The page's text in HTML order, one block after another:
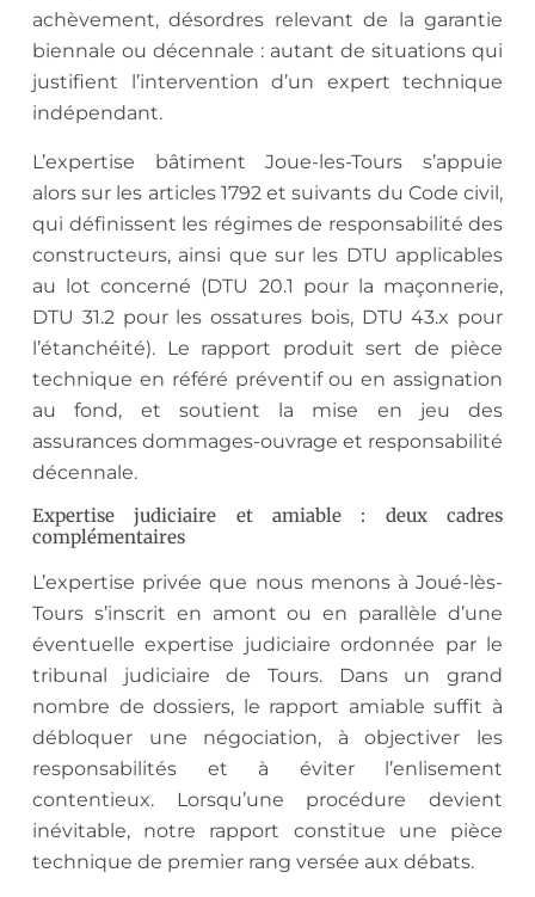
achèvement, désordres relevant de la garantie
biennale ou décennale : autant de situations qui
justifient l’intervention d’un expert technique
indépendant.
L’expertise bâtiment Joue-les-Tours s’appuie
alors sur les articles 1792 et suivants du Code civil,
qui définissent les régimes de responsabilité des
constructeurs, ainsi que sur les DTU applicables
au lot concerné (DTU 20.1 pour la maçonnerie,
DTU 31.2 pour les ossatures bois, DTU 43.x pour
l’étanchéité). Le rapport produit sert de pièce
technique en référé préventif ou en assignation
au fond, et soutient la mise en jeu des
assurances dommages-ouvrage et responsabilité
décennale.
Expertise judiciaire et amiable : deux cadres
complémentaires
L’expertise privée que nous menons à Joué-lès-
Tours s’inscrit en amont ou en parallèle d’une
éventuelle expertise judiciaire ordonnée par le
tribunal judiciaire de Tours. Dans un grand
nombre de dossiers, le rapport amiable suffit à
débloquer une négociation, à objectiver les
responsabilités et à éviter l’enlisement
contentieux. Lorsqu’une procédure devient
inévitable, notre rapport constitue une pièce
technique de premier rang versée aux débats.